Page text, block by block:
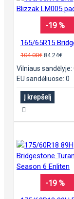
-19 %
104.00€ 84.24€
Vilniaus sandėlyje:
EU sandėliuose: 0
Į krepšelį
-19 %